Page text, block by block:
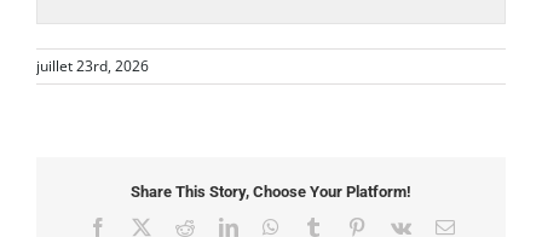
juillet 23rd, 2026
Share This Story, Choose Your Platform!
Facebook RedditLinkedInWhatsApp
Tumblr Pinterest
Vk Email